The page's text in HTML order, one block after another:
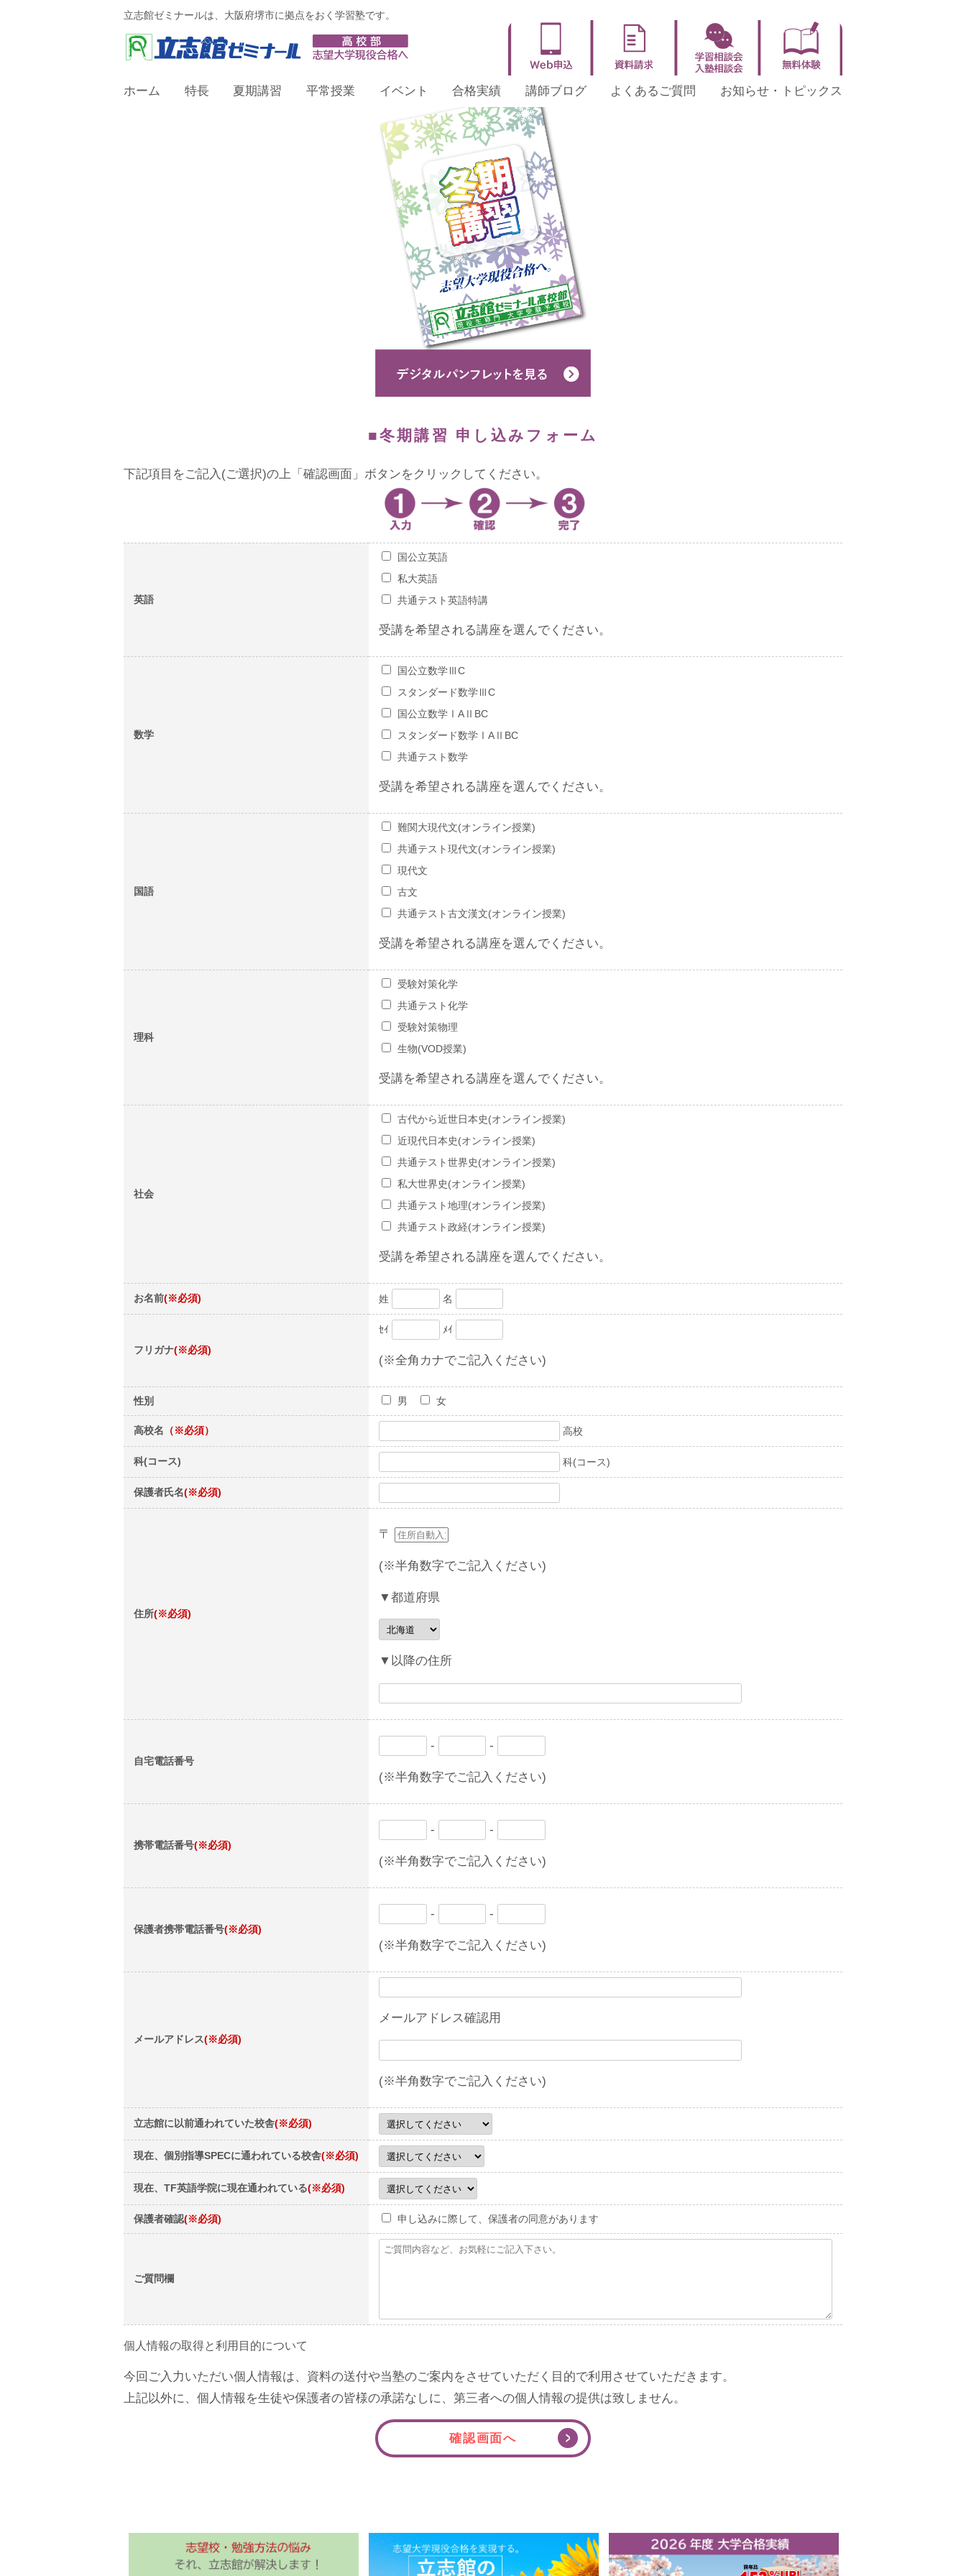
立志館ゼミナールは、大阪府堺市に拠点をおく学習塾です。
ホーム 特長 夏期講習 平常授業 イベント 合格実績 講師ブログ よくあるご質問 お知らせ・トピックス
■岸和田校 高校3年生 開講講座
■冬期講習 申し込みフォーム
下記項目をご記入(ご選択)の上「確認画面」ボタンをクリックしてください。
英語
国公立英語
私大英語
共通テスト英語特講
受講を希望される講座を選んでください。
数学
国公立数学ⅢC
スタンダード数学ⅢC
国公立数学ⅠAⅡBC
スタンダード数学ⅠAⅡBC
共通テスト数学
受講を希望される講座を選んでください。
国語
難関大現代文(オンライン授業)
共通テスト現代文(オンライン授業)
現代文
古文
共通テスト古文漢文(オンライン授業)
受講を希望される講座を選んでください。
理科
受験対策化学
共通テスト化学
受験対策物理
生物(VOD授業)
受講を希望される講座を選んでください。
社会
古代から近世日本史(オンライン授業)
近現代日本史(オンライン授業)
共通テスト世界史(オンライン授業)
私大世界史(オンライン授業)
共通テスト地理(オンライン授業)
共通テスト政経(オンライン授業)
受講を希望される講座を選んでください。
お名前(※必須) 姓 名
フリガナ(※必須)
ｾｲ ﾒｲ
(※全角カナでご記入ください)
性別 男 女
高校名 （※必須） 高校
科(コース) 科(コース)
保護者氏名(※必須)
住所(※必須)
〒
(※半角数字でご記入ください)
▼都道府県
▼以降の住所
自宅電話番号
- -
(※半角数字でご記入ください)
携帯電話番号(※必須)
- -
(※半角数字でご記入ください)
保護者携帯電話番号(※必須)
- -
(※半角数字でご記入ください)
メールアドレス(※必須)
メールアドレス確認用
(※半角数字でご記入ください)
立志館に以前通われていた校舎(※必須)
現在、個別指導SPECに通われている校舎(※必須)
現在、TF英語学院に現在通われている(※必須)
保護者確認(※必須) 申し込みに際して、保護者の同意があります
ご質問欄
個人情報の取得と利用目的について
今回ご入力いただい個人情報は、資料の送付や当塾のご案内をさせていただく目的で利用させていただきます。
上記以外に、個人情報を生徒や保護者の皆様の承諾なしに、第三者への個人情報の提供は致しません。